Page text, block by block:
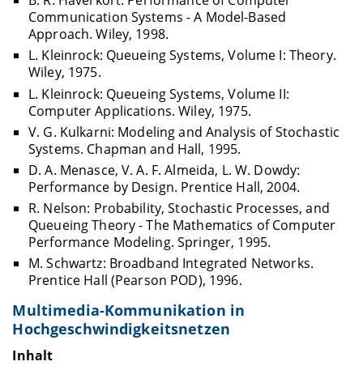
Communication Systems - A Model-Based
Approach. Wiley, 1998.
L. Kleinrock: Queueing Systems, Volume I: Theory.
Wiley, 1975.
L. Kleinrock: Queueing Systems, Volume II:
Computer Applications. Wiley, 1975.
V. G. Kulkarni: Modeling and Analysis of Stochastic
Systems. Chapman and Hall, 1995.
D. A. Menasce, V. A. F. Almeida, L. W. Dowdy:
Performance by Design. Prentice Hall, 2004.
R. Nelson: Probability, Stochastic Processes, and
Queueing Theory - The Mathematics of Computer
Performance Modeling. Springer, 1995.
M. Schwartz: Broadband Integrated Networks.
Prentice Hall (Pearson POD), 1996.
Multimedia-Kommunikation in
Hochgeschwindigkeitsnetzen
Inhalt